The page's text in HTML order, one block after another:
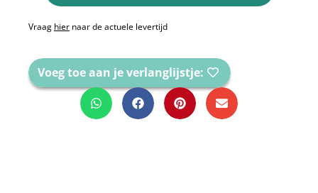
Vraag hier naar de actuele levertijd
Voeg toe aan je verlanglijstje: